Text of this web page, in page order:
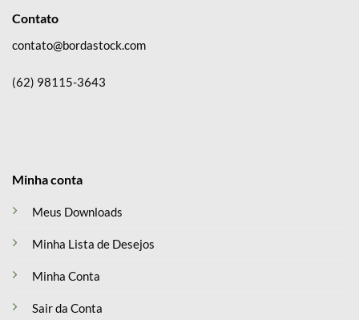
Minha conta
Meus Downloads
Minha Lista de Desejos
Minha Conta
Sair da Conta
Contato
contato@bordastock.com
(62) 98115-3643